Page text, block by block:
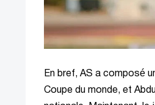
En bref, AS a composé
Coupe du monde, et